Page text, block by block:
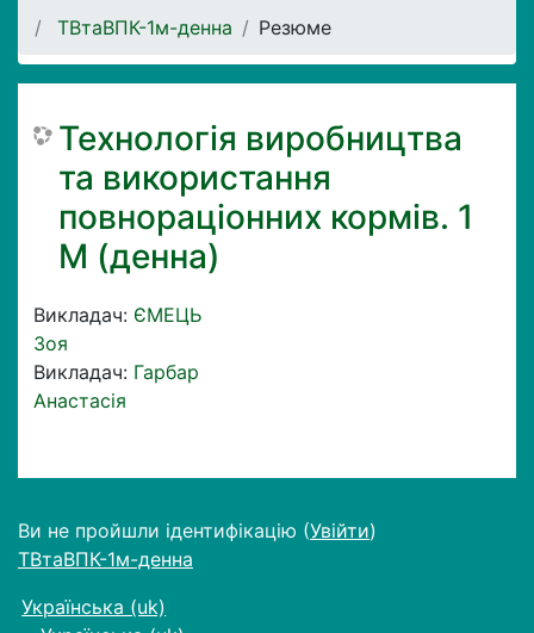
ТВтаВПК-1м-денна
Резюме
Технологія виробництва
та використання
повнораціонних кормів. 1
М (денна)
Викладач: ЄМЕЦЬ
Зоя
Викладач: Гарбар
Анастасія
Ви не пройшли ідентифікацію (Увійти)
ТВтаВПК-1м-денна
Українська ‎(uk)‎